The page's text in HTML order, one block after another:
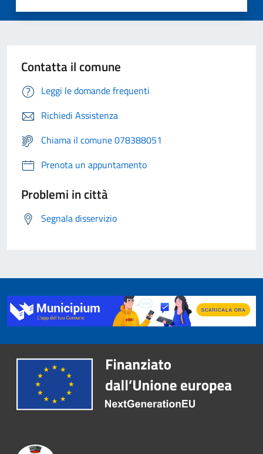
Contatta il comune
Leggi le domande frequenti
Richiedi Assistenza
Chiama il comune 078388051
Prenota un appuntamento
Problemi in città
Segnala disservizio